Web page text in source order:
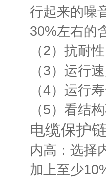
行起来的噪
30%左右的
（2）抗耐
（3）运行
（4）运行
（5）看结
电缆保护
内高：选择
加上至少